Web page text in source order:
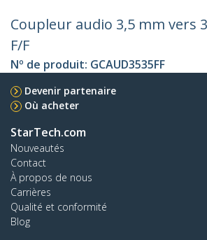
Coupleur audio 3,5 mm vers
F/F
Nº de produit: GCAUD3535FF
Devenir partenaire
Où acheter
StarTech.com
Nouveautés
Contact
À propos de nous
Carrières
Qualité et conformité
Blog